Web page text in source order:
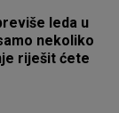
leda u
nekoliko
riješit ćete